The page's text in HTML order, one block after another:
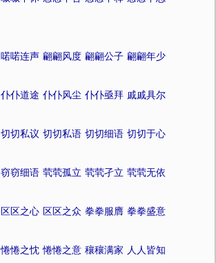
喏喏连声 翩翩风度 翩翩公子 翩翩年少
仆仆道途 仆仆风尘 仆仆亟拜 戚戚具尔
切切私议 切切私语 切切细语 切切于心
窃窃细语 茕茕孤立 茕茕孑立 茕茕无依
区区之心 区区之众 拳拳服膺 拳拳盛意
惓惓之忱 惓惓之意 穰穰满家 人人皆知